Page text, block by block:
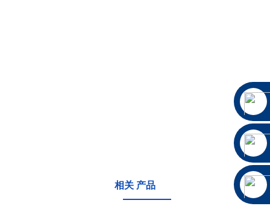
相关 产品